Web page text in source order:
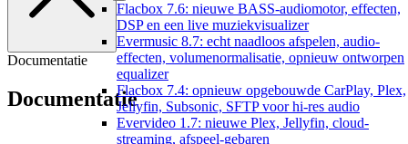
Flacbox 7.6: nieuwe BASS-audiomotor, effecten,
DSP en een live muziekvisualizer
Evermusic 8.7: echt naadloos afspelen, audio-
effecten, volumenormalisatie, opnieuw ontworpen
equalizer
Flacbox 7.4: opnieuw opgebouwde CarPlay, Plex,
Jellyfin, Subsonic, SFTP voor hi-res audio
Evervideo 1.7: nieuwe Plex, Jellyfin, cloud-
streaming, afspeel-gebaren
Documentatie
Documentatie